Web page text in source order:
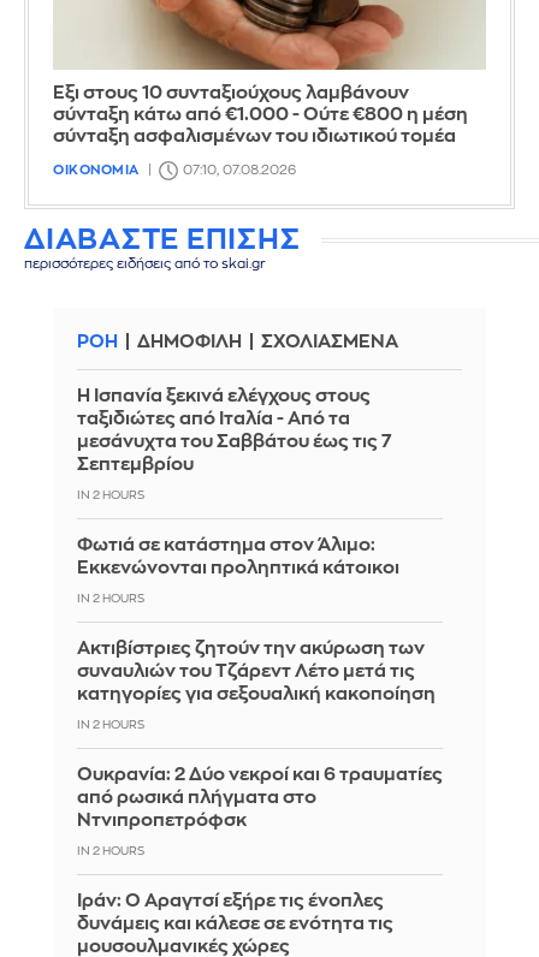
Έξι στους 10 συνταξιούχους λαμβάνουν
σύνταξη κάτω από €1.000 - Ούτε €800 η μέση
σύνταξη ασφαλισμένων του ιδιωτικού τομέα
ΟΙΚΟΝΟΜΙΑ 07:10, 07.08.2026
ΔΙΑΒΑΣΤΕ ΕΠΙΣΗΣ
περισσότερες ειδήσεις από το skai.gr
ΡΟΗ ΔΗΜΟΦΙΛΗ ΣΧΟΛΙΑΣΜΕΝΑ
Η Ισπανία ξεκινά ελέγχους στους
ταξιδιώτες από Ιταλία - Από τα
μεσάνυχτα του Σαββάτου έως τις 7
Σεπτεμβρίου
IN 2 HOURS
Φωτιά σε κατάστημα στον Άλιμο:
Εκκενώνονται προληπτικά κάτοικοι
IN 2 HOURS
Ακτιβίστριες ζητούν την ακύρωση των
συναυλιών του Τζάρεντ Λέτο μετά τις
κατηγορίες για σεξουαλική κακοποίηση
IN 2 HOURS
Ουκρανία: 2 Δύο νεκροί και 6 τραυματίες
από ρωσικά πλήγματα στο
Ντνιπροπετρόφσκ
IN 2 HOURS
Ιράν: Ο Αραγτσί εξήρε τις ένοπλες
δυνάμεις και κάλεσε σε ενότητα τις
μουσουλμανικές χώρες